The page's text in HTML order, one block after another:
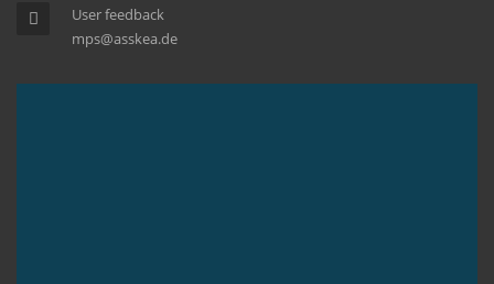
User feedback
mps@asskea.de